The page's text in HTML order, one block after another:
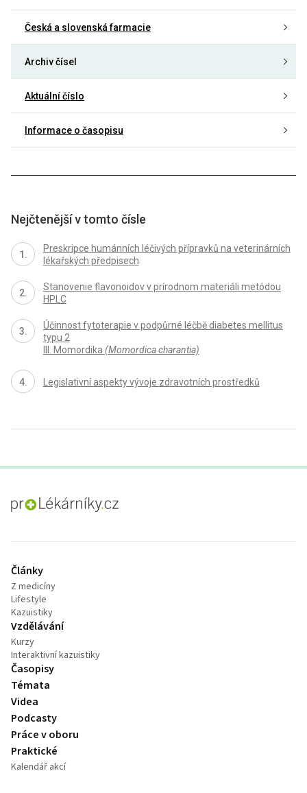
Česká a slovenská farmacie
Archiv čísel
Aktuální číslo
Informace o časopisu
Nejčtenější v tomto čísle
Preskripce humánních léčivých přípravků na veterinárních
lékařských předpisech
Stanovenie flavonoidov v prírodnom materiáli metódou
HPLC
Účinnost fytoterapie v podpůrné léčbě diabetes mellitus
typu 2
III. Momordika (Momordica charantia)
Legislativní aspekty vývoje zdravotních prostředků
proLékaře.cz
Články
Z medicíny
Lifestyle
Kazuistiky
Vzdělávání
Kurzy
Interaktivní kazuistiky
Časopisy
Témata
Videa
Podcasty
Práce v oboru
Praktické
Kalendář akcí